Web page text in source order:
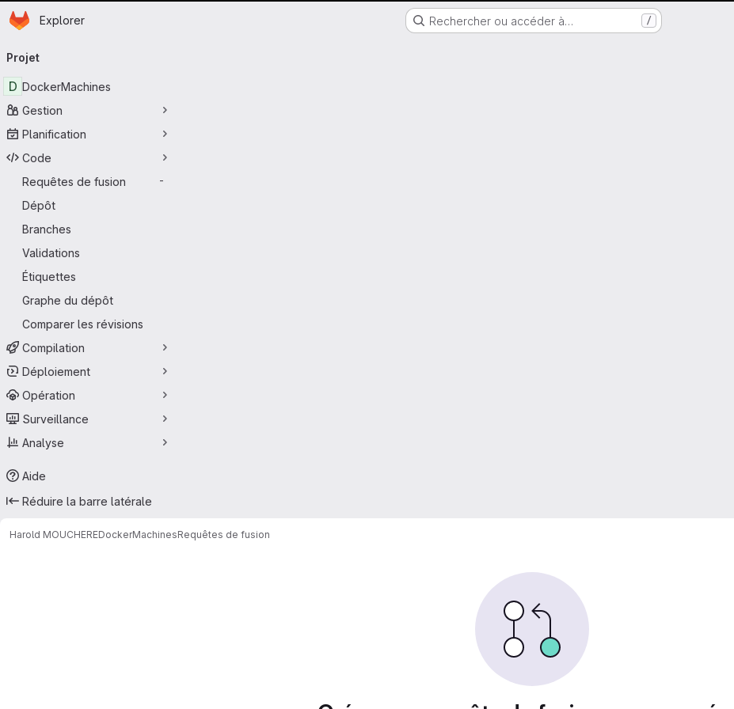
Nantes Université
Passer au contenu principal
Page d'accueil
Explorer Rechercher ou accéder à… /
principale
Projet
D DockerMachines
Gestion
Planification
Code
Requêtes de fusion
-
Dépôt
Branches
Validations
Étiquettes
Graphe du dépôt
Comparer les révisions
Compilation
Déploiement
Opération
Surveillance
Analyse
Aide
Réduire la barre latérale
Harold MOUCHEREDockerMachinesRequêtes de fusion